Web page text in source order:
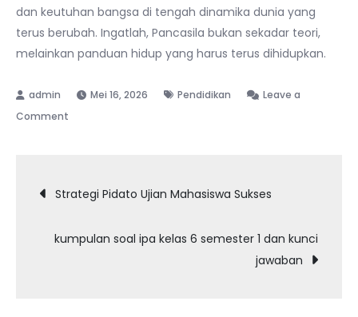
dan keutuhan bangsa di tengah dinamika dunia yang
terus berubah. Ingatlah, Pancasila bukan sekadar teori,
melainkan panduan hidup yang harus terus dihidupkan.
Mei 16, 2026 Pendidikan
Leave a
Comment
Global
Navigasi
pos
Strategi Pidato Ujian Mahasiswa Sukses
kumpulan soal ipa kelas 6 semester 1 dan kunci
jawaban